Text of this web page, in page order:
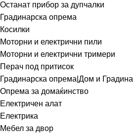
Останат прибор за дупчалки
Градинарска опрема
Косилки
Моторни и електрични пили
Моторни и електрични тримери
Перач под притисок
Градинарска опрема|Дом и Градина
Опрема за домаќинство
Електричен алат
Електрика
Мебел за двор